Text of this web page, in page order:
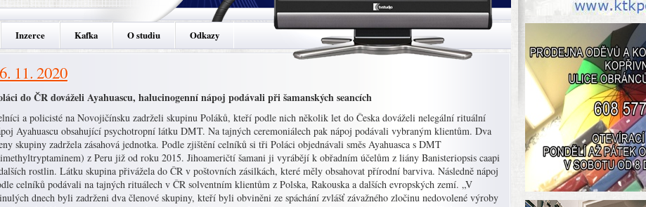
Inzerce Kafka O studiu Odkazy
11. 2020
do ČR dováželi Ayahuascu, halucinogenní nápoj podávali při šamanských seancích
a policisté na Novojičínsku zadrželi skupinu Poláků, kteří podle nich několik let do Česka dováželi nelegální rituální
Ayahuascu obsahující psychotropní látku DMT. Na tajných ceremoniálech pak nápoj podávali vybraným klientům. Dva
skupiny zadržela zásahová jednotka. Podle zjištění celníků si tři Poláci objednávali směs Ayahuasca s DMT
z Peru již od roku 2015. Jihoameričtí šamani ji vyrábějí k obřadním účelům z liány Banisteriopsis caapi
rostlin. Látku skupina přivážela do ČR v poštovních zásilkách, které měly obsahovat přírodní barviva. Následně nápoj
celníků podávali na tajných rituálech v ČR solventním klientům z Polska, Rakouska a dalších evropských zemí. „V
dnech byli zadrženi dva členové skupiny, kteří byli obviněni ze spáchání zvlášť závažného zločinu nedovolené výroby